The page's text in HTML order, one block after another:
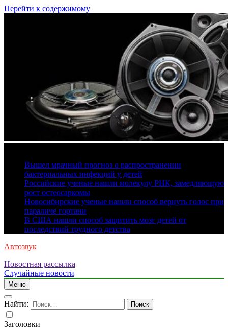
Перейти к содержимому
Вышел мрачный прогноз о распространении
бактериальных инфекций у детей
Российские ученые нашли молекулу РНК, замедляющую
рост остеосаркомы
Новосибирские ученые нашли способ вернуть голос при
параличе гортани
В США нашли способ защитить мозг детей от
последствий трудного детства
Автозвук
Новостная рассылка
Случайные новости
Меню
Найти:
Заголовки